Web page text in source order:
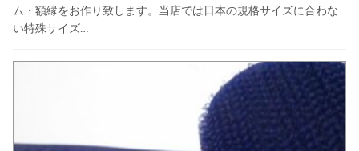
ム・額縁をお作り致します。当店では日本の規格サイズに合わな
い特殊サイズ…